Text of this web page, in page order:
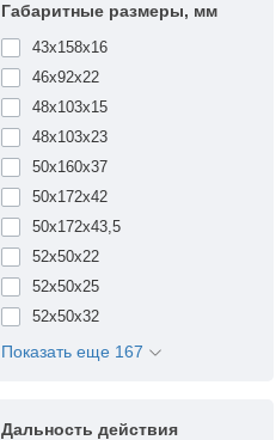
Габаритные размеры, мм
43x158x16
46x92x22
48x103x15
48x103x23
50x160x37
50x172x42
50x172x43,5
52x50x22
52x50x25
52x50x32
Показать еще 167
Дальность действия